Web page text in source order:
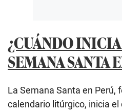
¿CUÁNDO
SEMANA SANTA
La Semana Santa en Perú,
calendario litúrgico, inicia